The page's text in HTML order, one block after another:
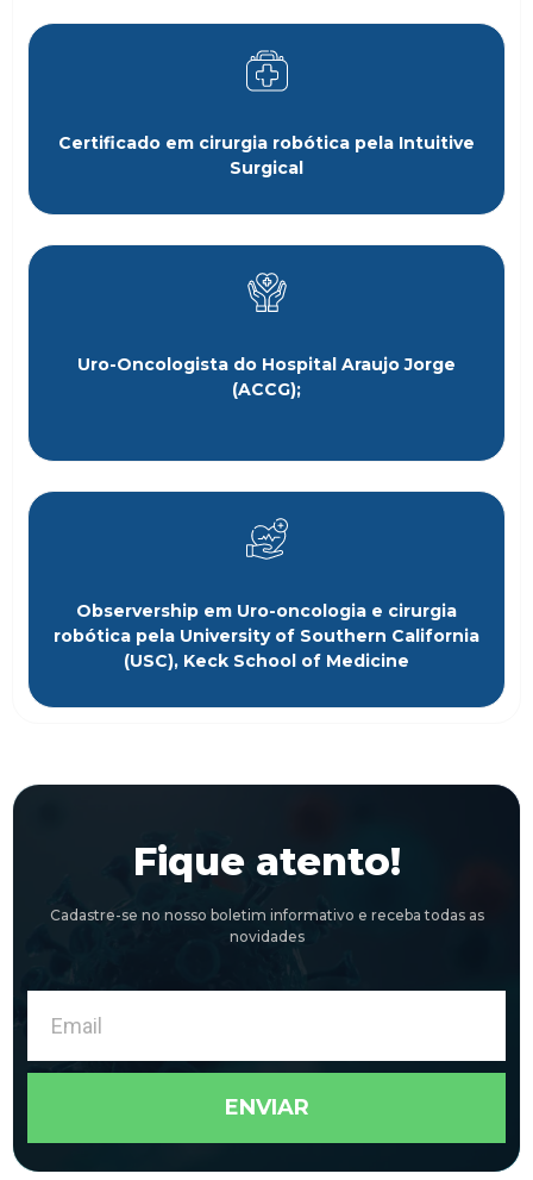
Certificado em cirurgia robótica pela Intuitive
Surgical
Uro-Oncologista do Hospital Araujo Jorge
(ACCG);
Observership em Uro-oncologia e cirurgia
robótica pela University of Southern California
(USC), Keck School of Medicine
Fique atento!
Cadastre-se no nosso boletim informativo e receba todas as
novidades
ENVIAR